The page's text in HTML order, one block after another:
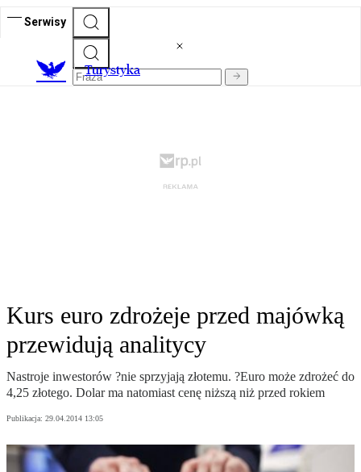
Serwisy
Turystyka
Kurs euro zdrożeje przed majówką
przewidują analitycy
Nastroje inwestorów ?nie sprzyjają złotemu. ?Euro może zdrożeć do
4,25 złotego. Dolar ma natomiast cenę niższą niż przed rokiem
Publikacja: 29.04.2014 13:05